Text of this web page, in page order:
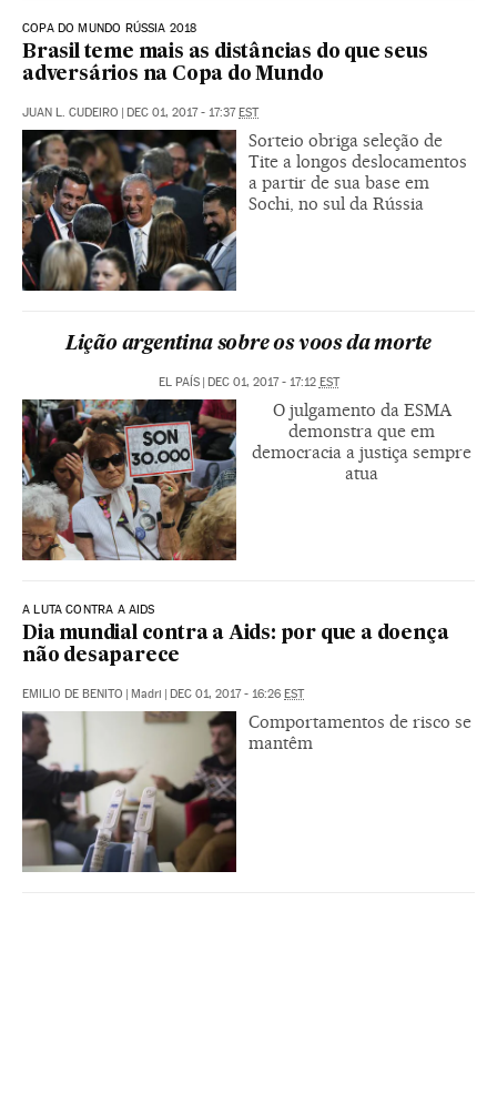
COPA DO MUNDO RÚSSIA 2018
Brasil teme mais as distâncias do que seus
adversários na Copa do Mundo
JUAN L. CUDEIRO | DEC 01, 2017 - 17:37EST
Sorteio obriga seleção de
Tite a longos deslocamentos
a partir de sua base em
Sochi, no sul da Rússia
Lição argentina sobre os voos da morte
EL PAÍS | DEC 01, 2017 - 17:12 EST
O julgamento da ESMA
demonstra que em
democracia a justiça sempre
atua
A LUTA CONTRA A AIDS
Dia mundial contra a Aids: por que a doença
não desaparece
EMILIO DE BENITO | Madri | DEC 01, 2017 - 16:26 EST
Comportamentos de risco se
mantêm